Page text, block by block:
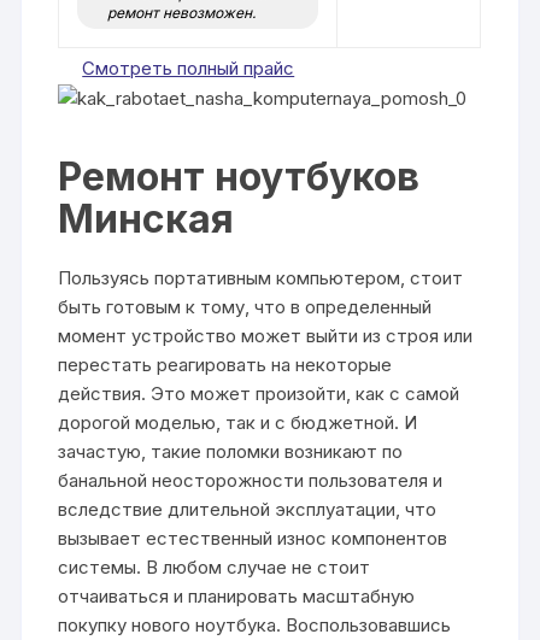
ремонт невозможен.
Смотреть полный прайс
Ремонт ноутбуков
Минская
Пользуясь портативным компьютером, стоит
быть готовым к тому, что в определенный
момент устройство может выйти из строя или
перестать реагировать на некоторые
действия. Это может произойти, как с самой
дорогой моделью, так и с бюджетной. И
зачастую, такие поломки возникают по
банальной неосторожности пользователя и
вследствие длительной эксплуатации, что
вызывает естественный износ компонентов
системы. В любом случае не стоит
отчаиваться и планировать масштабную
покупку нового ноутбука. Воспользовавшись